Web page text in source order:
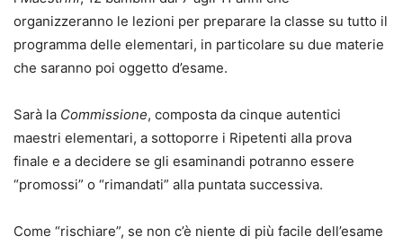
organizzeranno le lezioni per preparare la classe su tutto il
programma delle elementari, in particolare su due materie
che saranno poi oggetto d’esame.
Sarà la Commissione, composta da cinque autentici
maestri elementari, a sottoporre i Ripetenti alla prova
finale e a decidere se gli esaminandi potranno essere
“promossi” o “rimandati” alla puntata successiva.
Come “rischiare”, se non c’è niente di più facile dell’esame